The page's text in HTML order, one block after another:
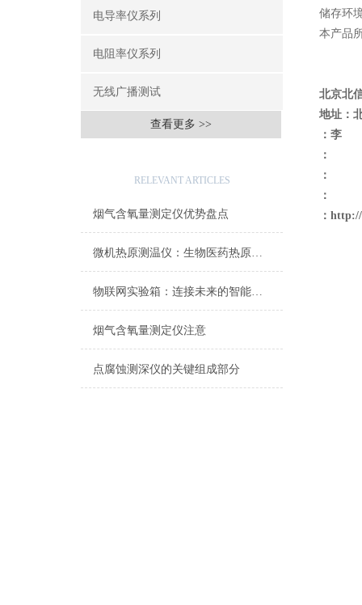
电导率仪系列
电阻率仪系列
无线广播测试
查看更多 >>
RELEVANT ARTICLES
烟气含氧量测定仪优势盘点
微机热原测温仪：生物医药热原检测的精准化升级工具
物联网实验箱：连接未来的智能世界
烟气含氧量测定仪注意
点腐蚀测深仪的关键组成部分
储存环
本产品
北京北
地址：
：李
：
：
：
： http://